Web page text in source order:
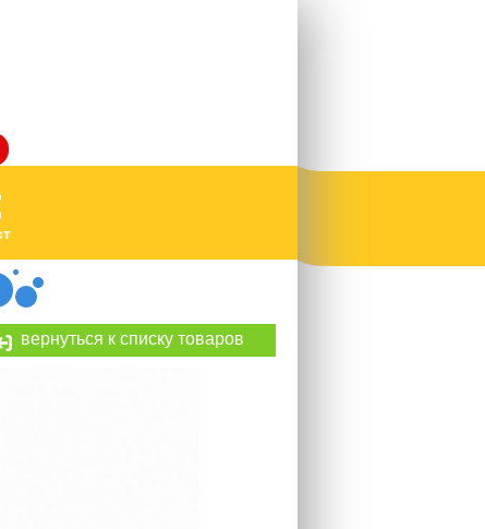
вернуться к списку товаров